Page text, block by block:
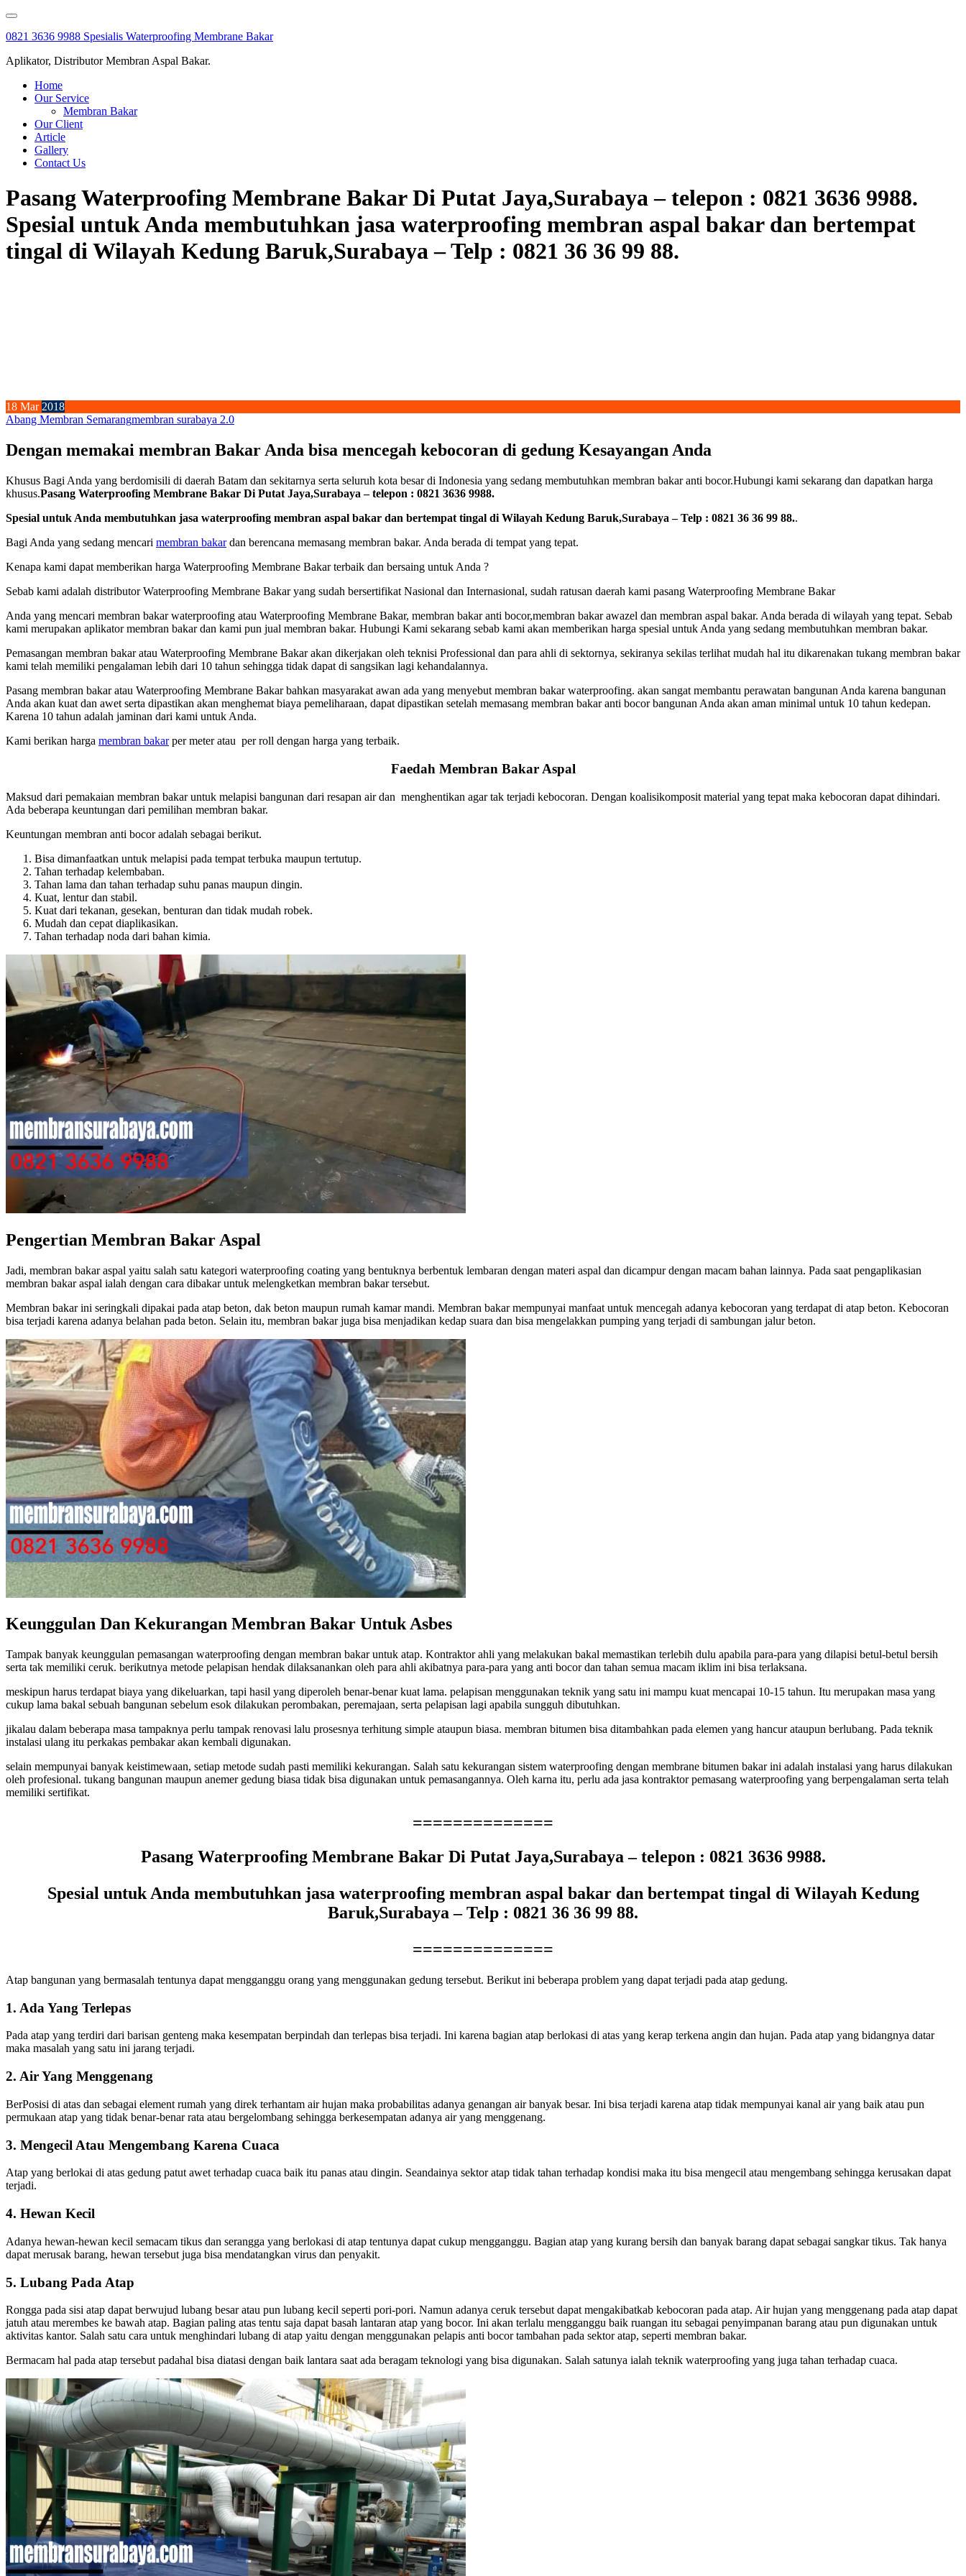
Skip
content
0821 3636 9988 Spesialis Waterproofing Membrane Bakar
Aplikator, Distributor Membran Aspal Bakar.
Home
Our Service
Membran Bakar
Our Client
Article
Gallery
Contact Us
Pasang Waterproofing Membrane Bakar Di Putat Jaya,Surabaya – telepon : 0821 3636 9988.
Spesial untuk Anda membutuhkan jasa waterproofing membran aspal bakar dan bertempat
tingal di Wilayah Kedung Baruk,Surabaya – Telp : 0821 36 36 99 88.
18 Mar2018
Abang Membran Semarangmembran surabaya 2.0
Dengan memakai membran Bakar Anda bisa mencegah kebocoran di gedung Kesayangan Anda
Khusus Bagi Anda yang berdomisili di daerah Batam dan sekitarnya serta seluruh kota besar di Indonesia yang sedang membutuhkan membran bakar anti bocor.Hubungi kami sekarang dan dapatkan harga
khusus.Pasang Waterproofing Membrane Bakar Di Putat Jaya,Surabaya – telepon : 0821 3636 9988.
Spesial untuk Anda membutuhkan jasa waterproofing membran aspal bakar dan bertempat tingal di Wilayah Kedung Baruk,Surabaya – Telp : 0821 36 36 99 88..
Bagi Anda yang sedang mencari membran bakardan berencana memasang membran bakar. Anda berada di tempat yang tepat.
Kenapa kami dapat memberikan harga Waterproofing Membrane Bakar terbaik dan bersaing untuk Anda ?
Sebab kami adalah distributor Waterproofing Membrane Bakar yang sudah bersertifikat Nasional dan Internasional, sudah ratusan daerah kami pasang Waterproofing Membrane Bakar
Anda yang mencari membran bakar waterproofing atau Waterproofing Membrane Bakar, membran bakar anti bocor,membran bakar awazel dan membran aspal bakar. Anda berada di wilayah yang tepat. Sebab
kami merupakan aplikator membran bakar dan kami pun jual membran bakar. Hubungi Kami sekarang sebab kami akan memberikan harga spesial untuk Anda yang sedang membutuhkan membran bakar.
Pemasangan membran bakar atau Waterproofing Membrane Bakar akan dikerjakan oleh teknisi Professional dan para ahli di sektornya, sekiranya sekilas terlihat mudah hal itu dikarenakan tukang membran bakar
kami telah memiliki pengalaman lebih dari 10 tahun sehingga tidak dapat di sangsikan lagi kehandalannya.
Pasang membran bakar atau Waterproofing Membrane Bakar bahkan masyarakat awan ada yang menyebut membran bakar waterproofing. akan sangat membantu perawatan bangunan Anda karena bangunan
Anda akan kuat dan awet serta dipastikan akan menghemat biaya pemeliharaan, dapat dipastikan setelah memasang membran bakar anti bocor bangunan Anda akan aman minimal untuk 10 tahun kedepan.
Karena 10 tahun adalah jaminan dari kami untuk Anda.
Kami berikan harga membran bakarper meter atau per roll dengan harga yang terbaik.
Faedah Membran Bakar Aspal
Maksud dari pemakaian membran bakar untuk melapisi bangunan dari resapan air dan menghentikan agar tak terjadi kebocoran. Dengan koalisikomposit material yang tepat maka kebocoran dapat dihindari.
Ada beberapa keuntungan dari pemilihan membran bakar.
Keuntungan membran anti bocor adalah sebagai berikut.
Bisa dimanfaatkan untuk melapisi pada tempat terbuka maupun tertutup.
Tahan terhadap kelembaban.
Tahan lama dan tahan terhadap suhu panas maupun dingin.
Kuat, lentur dan stabil.
Kuat dari tekanan, gesekan, benturan dan tidak mudah robek.
Mudah dan cepat diaplikasikan.
Tahan terhadap noda dari bahan kimia.
Pengertian Membran Bakar Aspal
Jadi, membran bakar aspal yaitu salah satu kategori waterproofing coating yang bentuknya berbentuk lembaran dengan materi aspal dan dicampur dengan macam bahan lainnya. Pada saat pengaplikasian
membran bakar aspal ialah dengan cara dibakar untuk melengketkan membran bakar tersebut.
Membran bakar ini seringkali dipakai pada atap beton, dak beton maupun rumah kamar mandi. Membran bakar mempunyai manfaat untuk mencegah adanya kebocoran yang terdapat di atap beton. Kebocoran
bisa terjadi karena adanya belahan pada beton. Selain itu, membran bakar juga bisa menjadikan kedap suara dan bisa mengelakkan pumping yang terjadi di sambungan jalur beton.
Keunggulan Dan Kekurangan Membran Bakar Untuk Asbes
Tampak banyak keunggulan pemasangan waterproofing dengan membran bakar untuk atap. Kontraktor ahli yang melakukan bakal memastikan terlebih dulu apabila para-para yang dilapisi betul-betul bersih
serta tak memiliki ceruk. berikutnya metode pelapisan hendak dilaksanankan oleh para ahli akibatnya para-para yang anti bocor dan tahan semua macam iklim ini bisa terlaksana.
meskipun harus terdapat biaya yang dikeluarkan, tapi hasil yang diperoleh benar-benar kuat lama. pelapisan menggunakan teknik yang satu ini mampu kuat mencapai 10-15 tahun. Itu merupakan masa yang
cukup lama bakal sebuah bangunan sebelum esok dilakukan perombakan, peremajaan, serta pelapisan lagi apabila sungguh dibutuhkan.
jikalau dalam beberapa masa tampaknya perlu tampak renovasi lalu prosesnya terhitung simple ataupun biasa. membran bitumen bisa ditambahkan pada elemen yang hancur ataupun berlubang. Pada teknik
instalasi ulang itu perkakas pembakar akan kembali digunakan.
selain mempunyai banyak keistimewaan, setiap metode sudah pasti memiliki kekurangan. Salah satu kekurangan sistem waterproofing dengan membrane bitumen bakar ini adalah instalasi yang harus dilakukan
oleh profesional. tukang bangunan maupun anemer gedung biasa tidak bisa digunakan untuk pemasangannya. Oleh karna itu, perlu ada jasa kontraktor pemasang waterproofing yang berpengalaman serta telah
memiliki sertifikat.
==============
Pasang Waterproofing Membrane Bakar Di Putat Jaya,Surabaya – telepon : 0821 3636 9988.
Spesial untuk Anda membutuhkan jasa waterproofing membran aspal bakar dan bertempat tingal di Wilayah Kedung
Baruk,Surabaya – Telp : 0821 36 36 99 88.
==============
Atap bangunan yang bermasalah tentunya dapat mengganggu orang yang menggunakan gedung tersebut. Berikut ini beberapa problem yang dapat terjadi pada atap gedung.
1. Ada Yang Terlepas
Pada atap yang terdiri dari barisan genteng maka kesempatan berpindah dan terlepas bisa terjadi. Ini karena bagian atap berlokasi di atas yang kerap terkena angin dan hujan. Pada atap yang bidangnya datar
maka masalah yang satu ini jarang terjadi.
2. Air Yang Menggenang
BerPosisi di atas dan sebagai element rumah yang direk terhantam air hujan maka probabilitas adanya genangan air banyak besar. Ini bisa terjadi karena atap tidak mempunyai kanal air yang baik atau pun
permukaan atap yang tidak benar-benar rata atau bergelombang sehingga berkesempatan adanya air yang menggenang.
3. Mengecil Atau Mengembang Karena Cuaca
Atap yang berlokai di atas gedung patut awet terhadap cuaca baik itu panas atau dingin. Seandainya sektor atap tidak tahan terhadap kondisi maka itu bisa mengecil atau mengembang sehingga kerusakan dapat
terjadi.
4. Hewan Kecil
Adanya hewan-hewan kecil semacam tikus dan serangga yang berlokasi di atap tentunya dapat cukup mengganggu. Bagian atap yang kurang bersih dan banyak barang dapat sebagai sangkar tikus. Tak hanya
dapat merusak barang, hewan tersebut juga bisa mendatangkan virus dan penyakit.
5. Lubang Pada Atap
Rongga pada sisi atap dapat berwujud lubang besar atau pun lubang kecil seperti pori-pori. Namun adanya ceruk tersebut dapat mengakibatkab kebocoran pada atap. Air hujan yang menggenang pada atap dapat
jatuh atau merembes ke bawah atap. Bagian paling atas tentu saja dapat basah lantaran atap yang bocor. Ini akan terlalu mengganggu baik ruangan itu sebagai penyimpanan barang atau pun digunakan untuk
aktivitas kantor. Salah satu cara untuk menghindari lubang di atap yaitu dengan menggunakan pelapis anti bocor tambahan pada sektor atap, seperti membran bakar.
Bermacam hal pada atap tersebut padahal bisa diatasi dengan baik lantara saat ada beragam teknologi yang bisa digunakan. Salah satunya ialah teknik waterproofing yang juga tahan terhadap cuaca.